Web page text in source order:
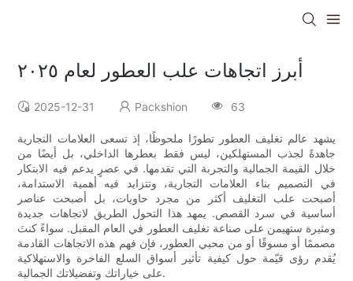
أبرز اتجاهات علب العطور لعام ٢٠٢٥
2025-12-31 Packshion 63
يشهد عالم تغليف العطور تطورًا ملحوظًا، إذ تسعى العلامات التجارية
جاهدةً لجذب المستهلكين، ليس فقط بعطرها الداخلي، بل أيضًا من
خلال القيمة الجمالية والتجربة التي تقدمها. في عصرٍ يدعم فيه الابتكار
في التصميم بناء العلامات التجارية، وتتزايد فيه أهمية الاستدامة،
أصبحت علب التغليف أكثر من مجرد حاويات، بل أصبحت عناصر
أساسية في سرد ​​القصص. يمهد هذا التحول الطريق لاتجاهات جديدة
ومثيرة ستهيمن على صناعة تغليف العطور في العام المقبل. سواءً كنتَ
مصممًا أو مسوقًا أو من محبي العطور، فإن فهم هذه الاتجاهات القادمة
يُقدم رؤى قيّمة حول كيفية تأثير أسواق السلع الفاخرة والاستهلاكية
على خياراتك وتفضيلاتك الجمالية.